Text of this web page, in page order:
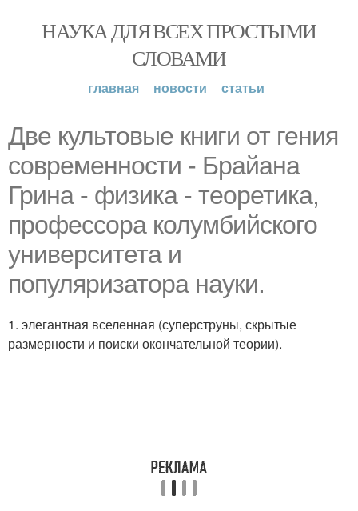
НАУКА ДЛЯ ВСЕХ ПРОСТЫМИ
СЛОВАМИ
главная новости статьи
Две культовые книги от гения
современности - Брайана
Грина - физика - теоретика,
профессора колумбийского
университета и
популяризатора науки.
1. элегантная вселенная (суперструны, скрытые
размерности и поиски окончательной теории).